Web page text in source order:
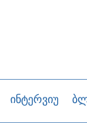
ინტერვიუ